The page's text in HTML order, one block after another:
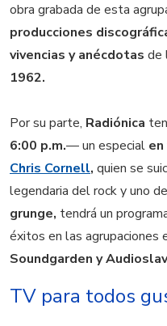
obra grabada de esta
producciones
vivencias y anécdotas de
1962.
Por su parte, Radiónica
6:00 p.m.— un especial en
Chris Cornell, quien se
legendaria del rock y uno
grunge, tendrá un
éxitos en las agrupaciones
Soundgarden y
TV para todos